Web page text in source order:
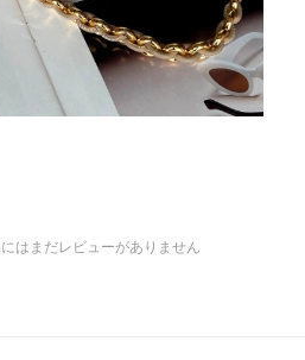
はまだレビューがありません